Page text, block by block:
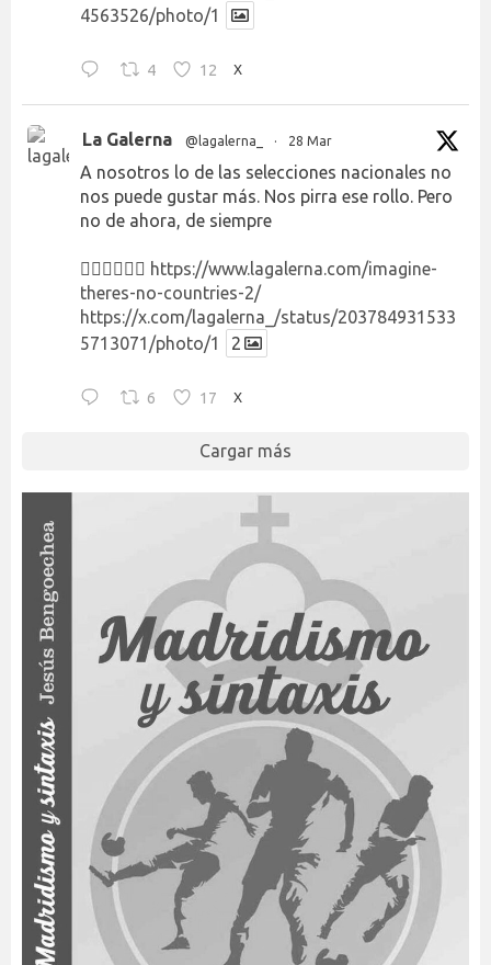
4563526/photo/1
4 12 X
La Galerna @lagalerna_ · 28 Mar
A nosotros lo de las selecciones nacionales no
nos puede gustar más. Nos pirra ese rollo. Pero
no de ahora, de siempre
👉🏻👉🏻👉🏻 https://www.lagalerna.com/imagine-
theres-no-countries-2/
https://x.com/lagalerna_/status/203784931533
5713071/photo/1
2
6 17 X
Cargar más